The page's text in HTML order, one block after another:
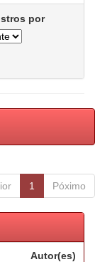
por
1 Póximo
Autor(es)